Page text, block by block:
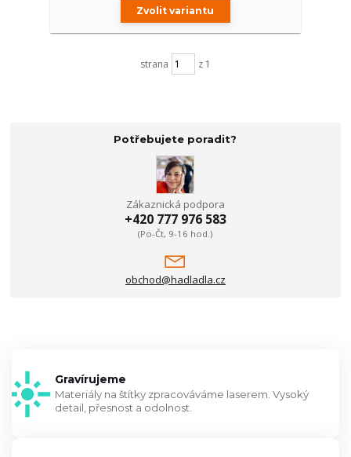
Zvolit variantu
strana z 1
Potřebujete poradit?
Zákaznická podpora
+420 777 976 583
(Po-Čt, 9-16 hod.)
obchod@hadladla.cz
Gravírujeme
Materiály na štítky zpracováváme laserem. Vysoký
detail, přesnost a odolnost.